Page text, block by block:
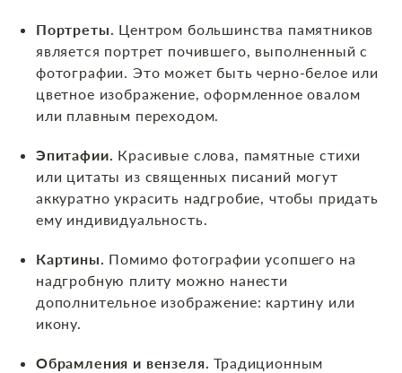
Портреты. Центром большинства памятников
является портрет почившего, выполненный с
фотографии. Это может быть черно-белое или
цветное изображение, оформленное овалом
или плавным переходом.
Эпитафии. Красивые слова, памятные стихи
или цитаты из священных писаний могут
аккуратно украсить надгробие, чтобы придать
ему индивидуальность.
Картины. Помимо фотографии усопшего на
надгробную плиту можно нанести
дополнительное изображение: картину или
икону.
Обрамления и вензеля.Традиционным